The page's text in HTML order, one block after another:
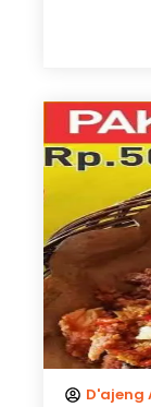
D'ajeng